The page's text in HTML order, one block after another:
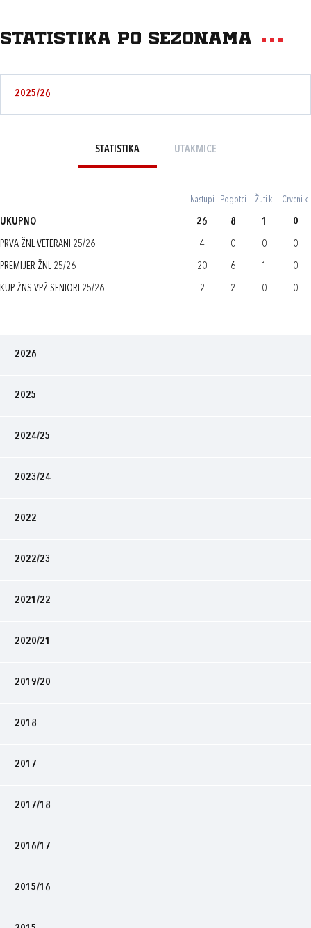
Statistika po sezonama
2025/26
STATISTIKA UTAKMICE
Nastupi Pogotci Žuti k. Crveni k.
UKUPNO 26 8 1 0
PRVA ŽNL VETERANI 25/26 4 0 0 0
PREMIJER ŽNL 25/26 20 6 1 0
KUP ŽNS VPŽ SENIORI 25/26 2 2 0 0
2026
2025
2024/25
2023/24
2022
2022/23
2021/22
2020/21
2019/20
2018
2017
2017/18
2016/17
2015/16